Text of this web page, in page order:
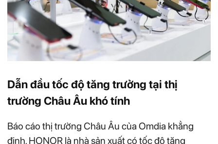
Dẫn đầu tốc độ tăng trưởng tại thị
trường Châu Âu khó tính
Báo cáo thị trường Châu Âu của Omdia khẳng
định, HONOR là nhà sản xuất có tốc độ tăng